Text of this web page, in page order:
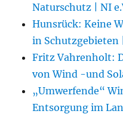
Naturschutz | NI
Hunsrück: Keine
in Schutzgebieten
Fritz Vahrenholt:
von Wind -und
„Umwerfende“
Entsorgung im